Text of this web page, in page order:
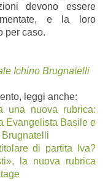
devono essere
e la loro
per caso.
Ichino Brugnatelli
leggi anche:
una nuova rubrica:
Evangelista Basile e
di partita Iva?
la nuova rubrica